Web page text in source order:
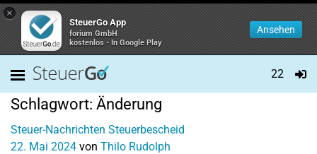
×
SteuerGo App
forium GmbH
kostenlos - In Google Play
Ansehen
22
Schlagwort: Änderung
Steuer-Nachrichten Steuerbescheid
22. Mai 2024 von Thilo Rudolph